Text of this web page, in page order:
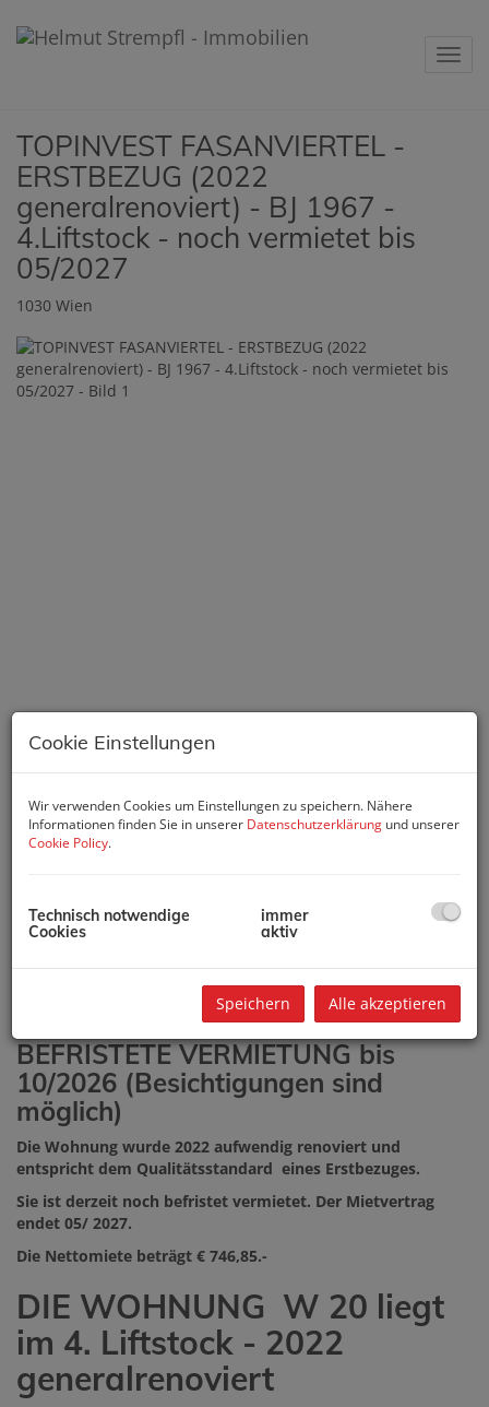
TOPINVEST FASANVIERTEL -
ERSTBEZUG (2022
generalrenoviert) - BJ 1967 -
4.Liftstock - noch vermietet bis
05/2027
1030 Wien
Wohnanlage wurde 1967 errichtetund liegt direkt im
Fasanvietel in der Mohsgasse.
BEFRISTETE VERMIETUNG bis
10/2026 (Besichtigungen sind
möglich)
Die Wohnung wurde 2022 aufwendig renoviert und
entspricht dem Qualitätsstandard eines Erstbezuges.
Sie ist derzeit noch befristet vermietet. Der Mietvertrag
endet 05/ 2027.
Die Nettomiete beträgt € 746,85.-
DIE WOHNUNG W 20 liegt
im 4. Liftstock - 2022
generalrenoviert
Cookie Einstellungen
Wir verwenden Cookies um Einstellungen zu speichern. Nähere
Informationen finden Sie in unserer Datenschutzerklärung und unserer
Cookie Policy.
Technisch notwendige
Cookies
immer
aktiv
Speichern Alle akzeptieren